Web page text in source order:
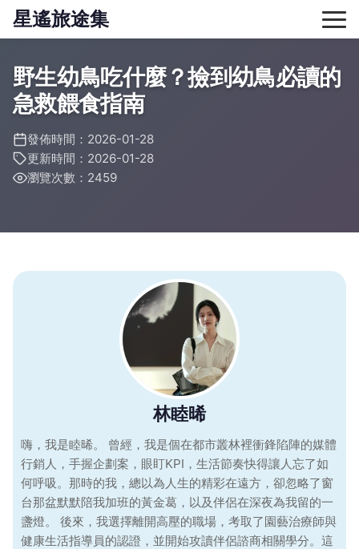
星遙旅途集
野生幼鳥吃什麼？撿到幼鳥必讀的
急救餵食指南
發佈時間：2026-01-28
更新時間：2026-01-28
瀏覽次數：2459
林睦晞
嗨，我是睦晞。 曾經，我是個在都市叢林裡衝鋒陷陣的媒體
行銷人，手握企劃案，眼盯KPI，生活節奏快得讓人忘了如
何呼吸。那時的我，總以為人生的精彩在遠方，卻忽略了窗
台那盆默默陪我加班的黃金葛，以及伴侶在深夜為我留的一
盞燈。 後來，我選擇離開高壓的職場，考取了園藝治療師與
健康生活指導員的認證，並開始攻讀伴侶諮商相關學分。這